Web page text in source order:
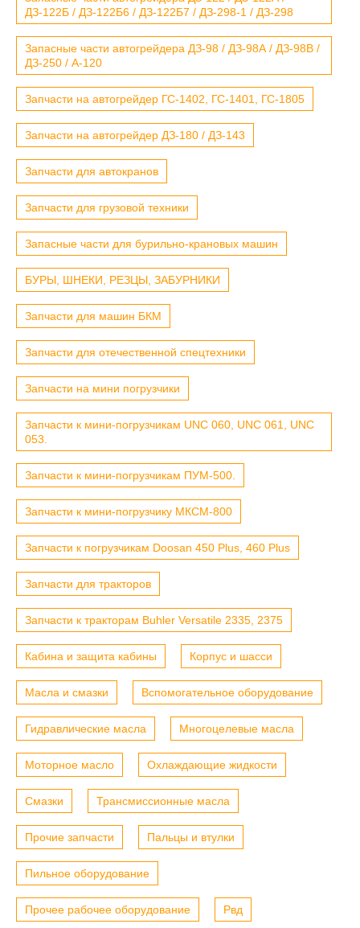
ДЗ-122Б / ДЗ-122Б6 / ДЗ-122Б7 / ДЗ-298-1 / ДЗ-298
Запасные части автогрейдера ДЗ-98 / ДЗ-98А / ДЗ-98В /
ДЗ-250 / А-120
Запчасти на автогрейдер ГС-1402, ГС-1401, ГС-1805
Запчасти на автогрейдер ДЗ-180 / ДЗ-143
Запчасти для автокранов
Запчасти для грузовой техники
Запасные части для бурильно-крановых машин
БУРЫ, ШНЕКИ, РЕЗЦЫ, ЗАБУРНИКИ
Запчасти для машин БКМ
Запчасти для отечественной спецтехники
Запчасти на мини погрузчики
Запчасти к мини-погрузчикам UNC 060, UNC 061, UNC
053.
Запчасти к мини-погрузчикам ПУМ-500.
Запчасти к мини-погрузчику МКСМ-800
Запчасти к погрузчикам Doosan 450 Plus, 460 Plus
Запчасти для тракторов
Запчасти к тракторам Buhler Versatile 2335, 2375
Кабина и защита кабины Корпус и шасси
Масла и смазки Вспомогательное оборудование
Гидравлические масла Многоцелевые масла
Моторное масло Охлаждающие жидкости
Смазки Трансмиссионные масла
Прочие запчасти Пальцы и втулки
Пильное оборудование
Прочее рабочее оборудование Рвд